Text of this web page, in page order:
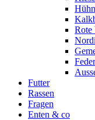
Rote
Futter
Rassen
Fragen
Enten & co